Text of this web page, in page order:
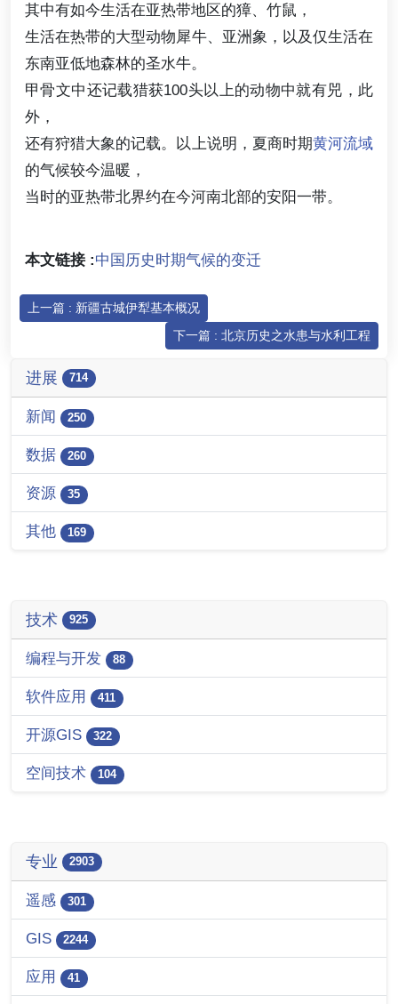
其中有如今生活在亚热带地区的獐、竹鼠，
生活在热带的大型动物犀牛、亚洲象，以及仅生活在
东南亚低地森林的圣水牛。
甲骨文中还记载猎获100头以上的动物中就有兕，此
外，
还有狩猎大象的记载。以上说明，夏商时期黄河流域
的气候较今温暖，
当时的亚热带北界约在今河南北部的安阳一带。
本文链接 :中国历史时期气候的变迁
上一篇 : 新疆古城伊犁基本概况
下一篇 : 北京历史之水患与水利工程
进展 714
新闻 250
数据 260
资源 35
其他 169
技术 925
编程与开发 88
软件应用 411
开源GIS 322
空间技术 104
专业 2903
遥感 301
GIS 2244
应用 41